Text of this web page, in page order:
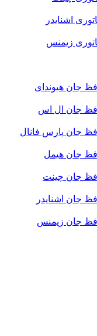
اشنایدر
زیمنس
جان هیوندای
جان ال اس
جان پارس فانال
جان هیمل
جان چینت
جان اشنایدر
جان زیمنس